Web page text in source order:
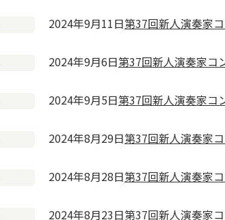
2024年9月11日第37回新人演奏家
2024年9月6日第37回新人演奏家コ
2024年9月5日第37回新人演奏家コ
2024年8月29日第37回新人演奏家
2024年8月28日第37回新人演奏家
2024年8月23日第37回新人演奏家